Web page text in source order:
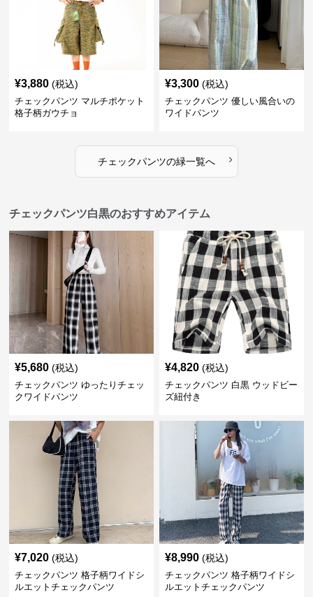
¥3,880 (税込)
チェックパンツ マルチポケット
格子柄ガウチョ
¥3,300 (税込)
チェックパンツ 優しい風合いの
ワイドパンツ
チェックパンツの緑一覧へ ›
チェックパンツ白黒のおすすめアイテム
¥5,680 (税込)
チェックパンツ ゆったりチェッ
クワイドパンツ
¥4,820 (税込)
チェックパンツ 白黒 ウッドビー
ズ紐付き
¥7,020 (税込)
チェックパンツ 格子柄ワイドシ
ルエットチェックパンツ
¥8,990 (税込)
チェックパンツ 格子柄ワイドシ
ルエットチェックパンツ